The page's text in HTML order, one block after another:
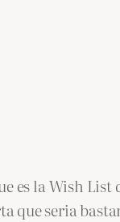
es la Wish List
que seria